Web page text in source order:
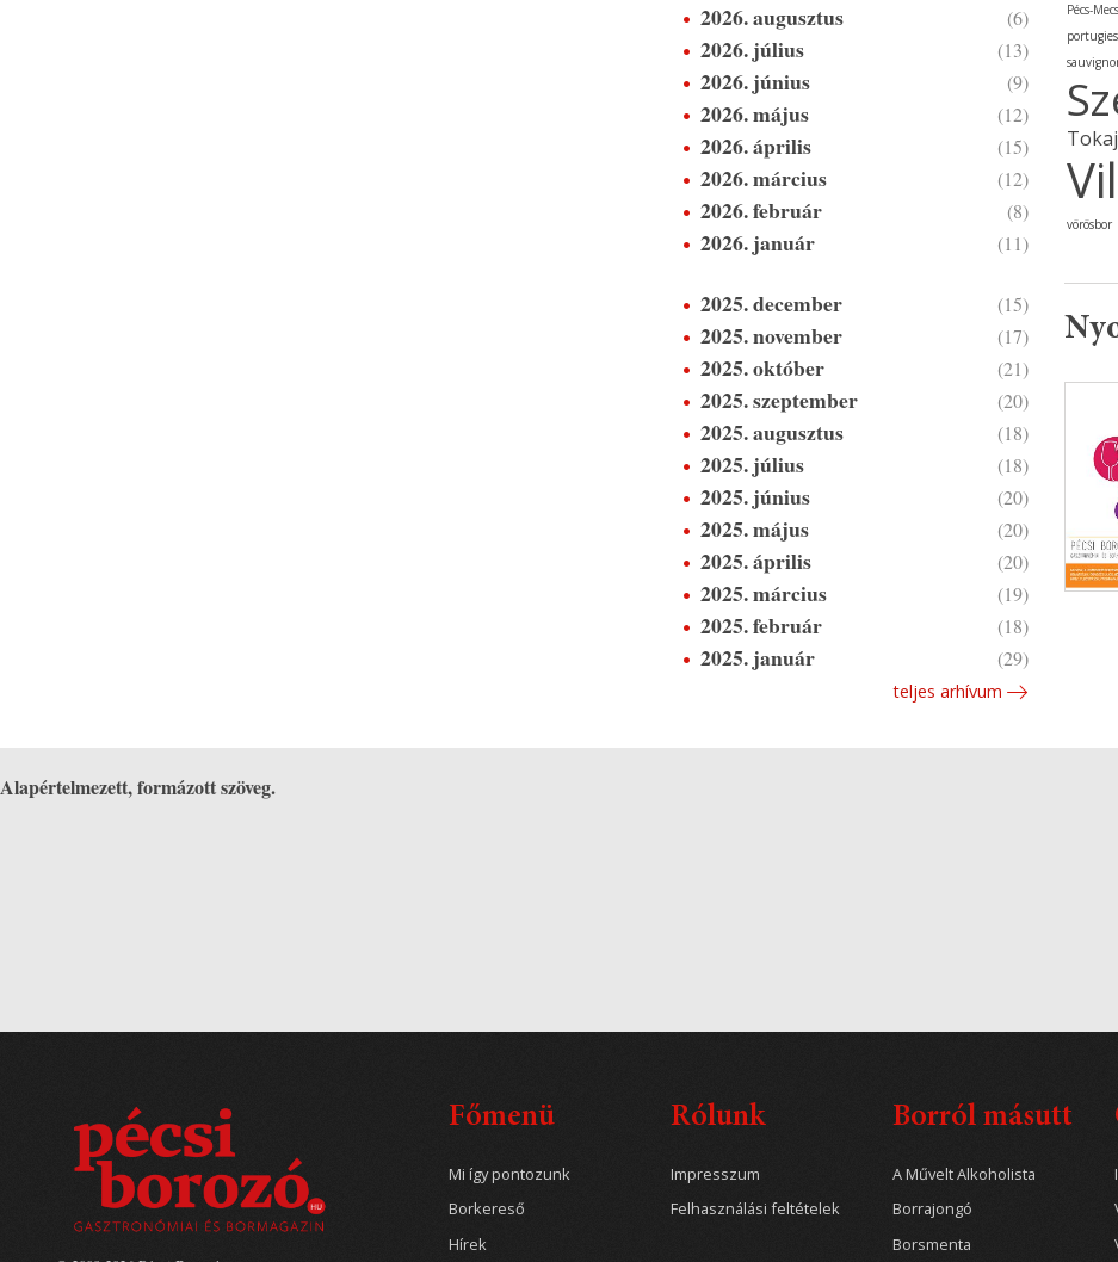
2026. augusztus (6)
2026. július (13)
2026. június (9)
2026. május (12)
2026. április (15)
2026. március (12)
2026. február (8)
2026. január (11)
2025. december (15)
2025. november (17)
2025. október (21)
2025. szeptember (20)
2025. augusztus (18)
2025. július (18)
2025. június (20)
2025. május (20)
2025. április (20)
2025. március (19)
2025. február (18)
2025. január (29)
teljes arhívum
Pécs-
Tokaj
vörösbor
Alapértelmezett, formázott szöveg.
Főmenü
Mi így pontozunk
Borkereső
Hírek
Rólunk
Impresszum
Felhasználási feltételek
Borról másutt
A Művelt Alkoholista
Borrajongó
Borsmenta